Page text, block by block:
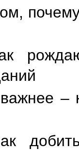
–